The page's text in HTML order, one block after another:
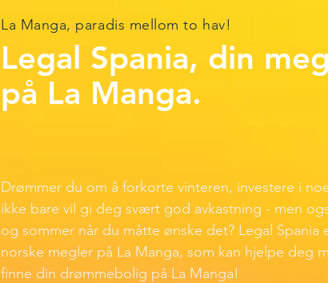
La Manga, paradis mellom to hav!
Legal Spania, din
på La Manga.
Drømmer du om å forkorte vinteren, investere i
ikke bare vil gi deg svært god avkastning - men
og sommer når du måtte ønske det? Legal Spania
norske megler på La Manga, som kan hjelpe deg
finne din drømmebolig på La Manga!